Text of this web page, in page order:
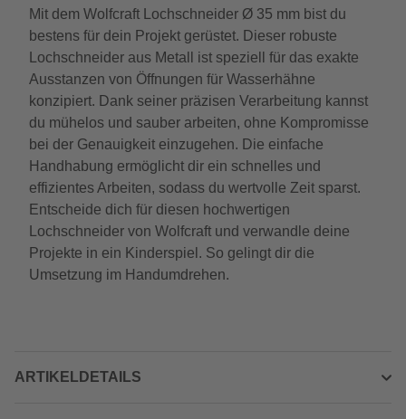
Mit dem Wolfcraft Lochschneider Ø 35 mm bist du
bestens für dein Projekt gerüstet. Dieser robuste
Lochschneider aus Metall ist speziell für das exakte
Ausstanzen von Öffnungen für Wasserhähne
konzipiert. Dank seiner präzisen Verarbeitung kannst
du mühelos und sauber arbeiten, ohne Kompromisse
bei der Genauigkeit einzugehen. Die einfache
Handhabung ermöglicht dir ein schnelles und
effizientes Arbeiten, sodass du wertvolle Zeit sparst.
Entscheide dich für diesen hochwertigen
Lochschneider von Wolfcraft und verwandle deine
Projekte in ein Kinderspiel. So gelingt dir die
Umsetzung im Handumdrehen.
ARTIKELDETAILS